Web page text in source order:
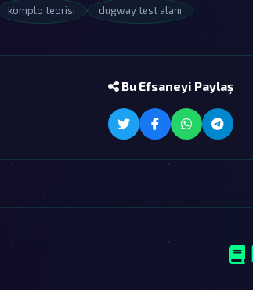
komplo teorisi dugway test alanı
Bu Efsaneyi Paylaş